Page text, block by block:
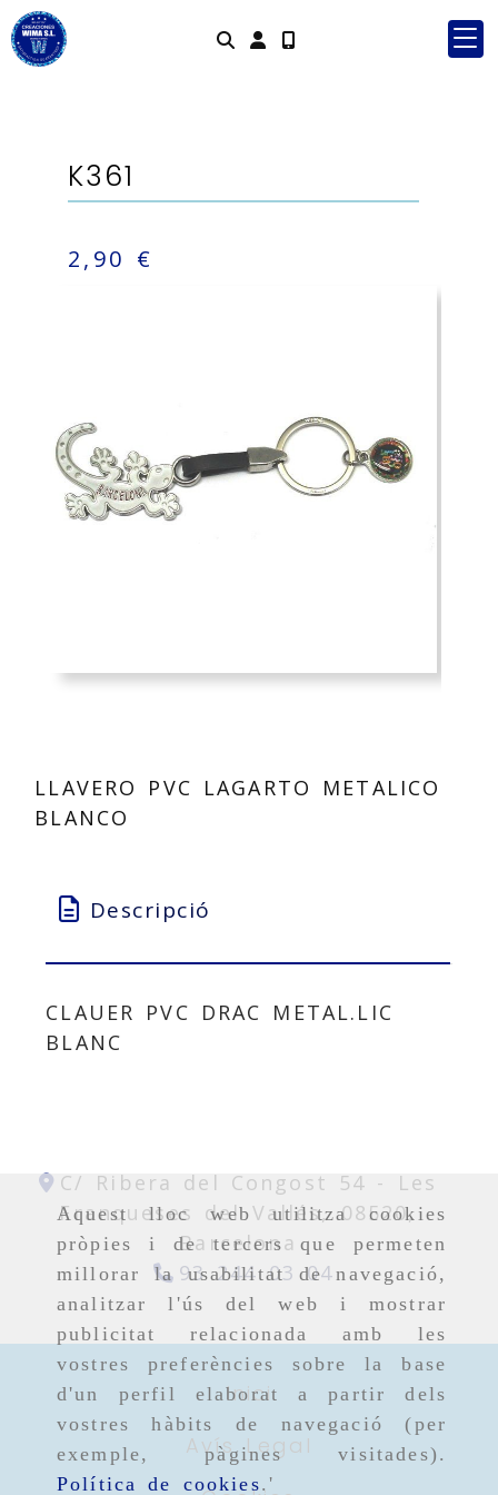
Aquest lloc web utilitza cookies
pròpies i de tercers que permeten
millorar la usabilitat de navegació,
analitzar l'ús del web i mostrar
publicitat relacionada amb les
vostres preferències sobre la base
d'un perfil elaborat a partir dels
vostres hàbits de navegació (per
exemple, pàgines visitades).
Política de cookies.'
Identifícat
K361
2,90 €
LLAVERO PVC LAGARTO METALICO
BLANCO
Descripció
CLAUER PVC DRAC METAL.LIC
BLANC
C/ Ribera del Congost 54 -
Les
Franqueses del Vallés,08520,
Barcelona
93 244 03 04
Inici
Avís Legal